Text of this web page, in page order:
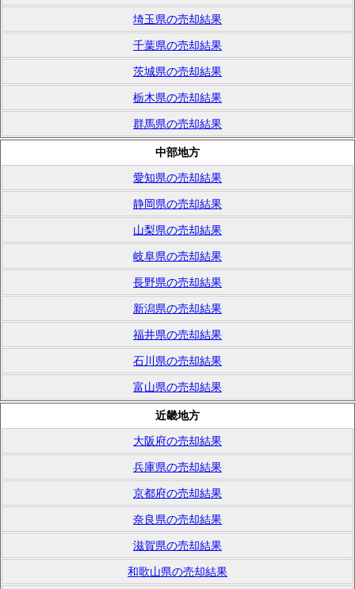
埼玉県の売却結果
千葉県の売却結果
茨城県の売却結果
栃木県の売却結果
群馬県の売却結果
中部地方
愛知県の売却結果
静岡県の売却結果
山梨県の売却結果
岐阜県の売却結果
長野県の売却結果
新潟県の売却結果
福井県の売却結果
石川県の売却結果
富山県の売却結果
近畿地方
大阪府の売却結果
兵庫県の売却結果
京都府の売却結果
奈良県の売却結果
滋賀県の売却結果
和歌山県の売却結果